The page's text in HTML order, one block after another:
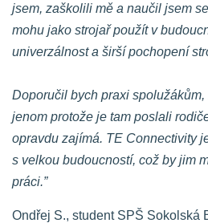
jsem, zaškolili mě a naučil jsem
mohu jako strojař použít v
univerzálnost a širší pochopení
Doporučil bych praxi
jenom protože je tam poslali
opravdu zajímá. TE Connectivity
s velkou budoucností, což by jim
práci.”
Ondřej S., student SPŠ Sokolská